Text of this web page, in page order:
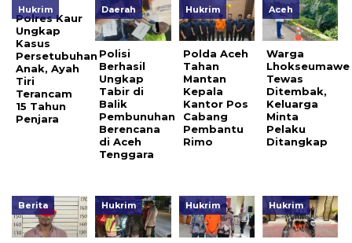
Hukrim
Polres Kaur
Ungkap
Kasus
Persetubuhan
Anak, Ayah
Tiri
Terancam
15 Tahun
Penjara
Daerah
Polisi
Berhasil
Ungkap
Tabir di
Balik
Pembunuhan
Berencana
di Aceh
Tenggara
Hukrim
Polda Aceh
Tahan
Mantan
Kepala
Kantor Pos
Cabang
Pembantu
Rimo
Aceh
Warga
Lhokseumawe
Tewas
Ditembak,
Keluarga
Minta
Pelaku
Ditangkap
Berita Hukrim Hukrim Hukrim